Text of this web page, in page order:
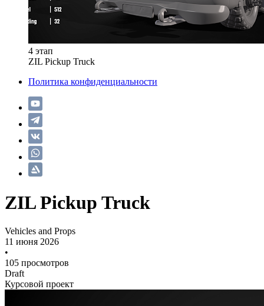
4 этап
ZIL Pickup Truck
Политика конфиденциальности
ZIL Pickup Truck
Vehicles and Props
11 июня 2026
•
105 просмотров
Draft
Курсовой проект